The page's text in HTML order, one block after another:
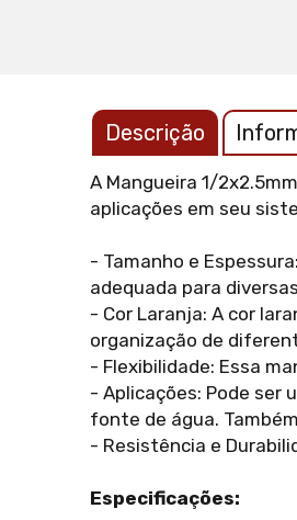
Descrição
A Mangueira 1/
aplicações em seu
- Tamanho e
adequada para
- Cor Laranja: A cor
organização de
- Flexibilidade: Essa
- Aplicações: Pode ser
fonte de água.
- Resistência e
Especificações: